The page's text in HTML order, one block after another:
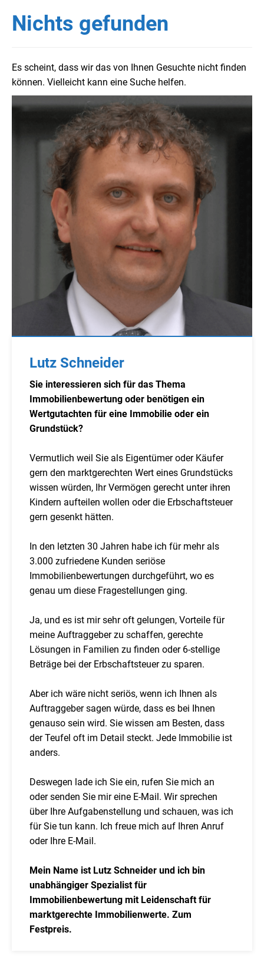
Nichts gefunden
Es scheint, dass wir das von Ihnen Gesuchte nicht finden
können. Vielleicht kann eine Suche helfen.
Lutz Schneider
Sie interessieren sich für das Thema
Immobilienbewertung oder benötigen ein
Wertgutachten für eine Immobilie oder ein
Grundstück?
Vermutlich weil Sie als Eigentümer oder Käufer
gern den marktgerechten Wert eines Grundstücks
wissen würden, Ihr Vermögen gerecht unter ihren
Kindern aufteilen wollen oder die Erbschaftsteuer
gern gesenkt hätten.
In den letzten 30 Jahren habe ich für mehr als
3.000 zufriedene Kunden seriöse
Immobilienbewertungen durchgeführt, wo es
genau um diese Fragestellungen ging.
Ja, und es ist mir sehr oft gelungen, Vorteile für
meine Auftraggeber zu schaffen, gerechte
Lösungen in Familien zu finden oder 6-stellige
Beträge bei der Erbschaftsteuer zu sparen.
Aber ich wäre nicht seriös, wenn ich Ihnen als
Auftraggeber sagen würde, dass es bei Ihnen
genauso sein wird. Sie wissen am Besten, dass
der Teufel oft im Detail steckt. Jede Immobilie ist
anders.
Deswegen lade ich Sie ein, rufen Sie mich an
oder senden Sie mir eine E-Mail. Wir sprechen
über Ihre Aufgabenstellung und schauen, was ich
für Sie tun kann. Ich freue mich auf Ihren Anruf
oder Ihre E-Mail.
Mein Name ist Lutz Schneider und ich bin
unabhängiger Spezialist für
Immobilienbewertung mit Leidenschaft für
marktgerechte Immobilienwerte. Zum
Festpreis.